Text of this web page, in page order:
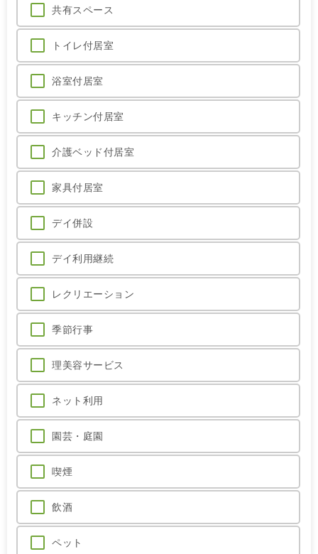
共有スペース
トイレ付居室
浴室付居室
キッチン付居室
介護ベッド付居室
家具付居室
デイ併設
デイ利用継続
レクリエーション
季節行事
理美容サービス
ネット利用
園芸・庭園
喫煙
飲酒
ペット